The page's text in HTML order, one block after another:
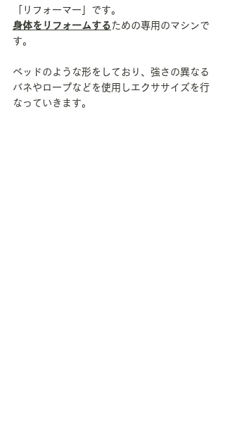
「リフォーマー」です。
身体をリフォームするための専用のマシンで
す。
ベッドのような形をしており、強さの異なる
バネやロープなどを使用しエクササイズを行
なっていきます。